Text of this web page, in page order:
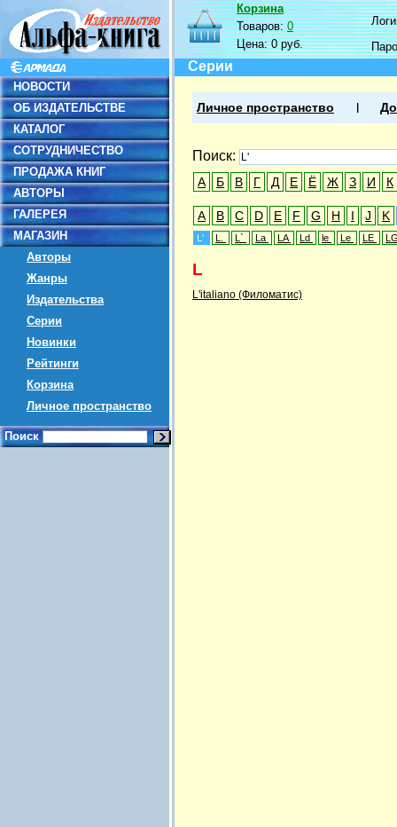
НОВОСТИ
ОБ ИЗДАТЕЛЬСТВЕ
КАТАЛОГ
СОТРУДНИЧЕСТВО
ПРОДАЖА КНИГ
АВТОРЫ
ГАЛЕРЕЯ
МАГАЗИН
Авторы
Жанры
Издательства
Серии
Новинки
Рейтинги
Корзина
Личное пространство
Поиск
Корзина
Товаров:0
Цена:0 руб.
Серии
Личное пространство
Поиск:
А Б В Г Д Е Ё Ж З И К
A B C D E F G H I J K
L' L. L` La LA Ld le Le LE
L
L'italiano (Филоматис)